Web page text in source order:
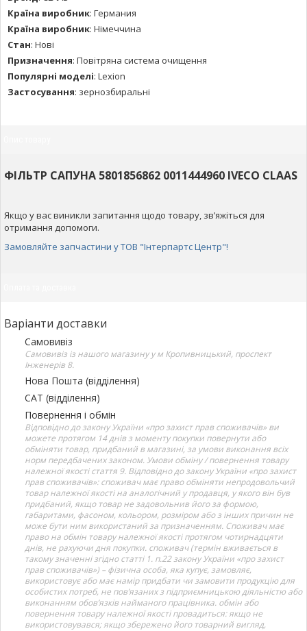
Країна виробник: Германия
Країна виробник: Німеччина
Стан: Нові
Призначення: Повітряна система очищення
Популярні моделі: Lexion
Застосування: зернозбиральні
ФІЛЬТР САПУНА 5801856862 0011444960 IVECO CLAAS
Якщо у вас виникли запитання щодо товару, зв’яжіться для
отримання допомоги.
Замовляйте запчастини у ТОВ "Інтерпартс Центр"!
Варіанти доставки
Самовивіз
Самовивіз із нашого магазину у м Кропивницький, проспект
Інженерів 8.
Нова Пошта (відділення)
САТ (відділення)
Повернення і обмін
Відповідно до закону України «про захист прав споживачів» ви
можете протягом 14 днів з моменту покупки повернути або
обміняти товар, придбаний в магазині, за умови виконання всіх
норм передбачених законом. Умови обміну / повернення товару
належної якості стаття 9. Відповідно до закону України «про захист
прав споживачів»: споживач має право обміняти непродовольчий
товар належної якості на аналогічний у продавця, у якого він був
придбаний, якщо товар не задовольнив його за формою,
габаритами, фасоном, кольором, розміром або з інших причин не
може бути ним використаний за призначенням. Споживач має
право на обмін товару належної якості протягом чотирнадцяти
днів, не рахуючи дня покупки. споживач (термін вживається в
такому значенні згідно статті 1. п.22 закону України «про захист
прав споживачів») – фізична особа, яка купує, замовляє,
використовує або має намір придбати чи замовити продукцію для
особистих потреб, не пов’язаних з підприємницькою діяльністю або
виконанням обов’язків найманого працівника. обмін або
повернення товару належної якості провадиться: якщо не
використовувався; якщо збережено його товарний вигляд,